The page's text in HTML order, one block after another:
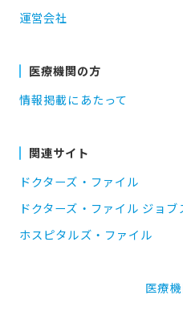
運営会社
医療機関の方
情報掲載にあたって
関連サイト
ドクターズ・ファイル
ドクターズ・ファイル ジョブ
ホスピタルズ・ファイル
医療